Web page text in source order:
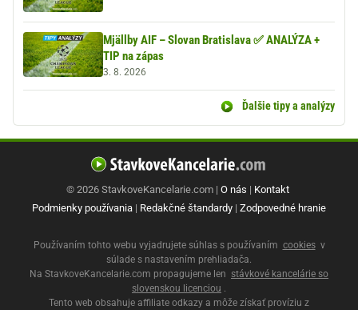
Mjällby AIF – Slovan Bratislava ✅ ANALÝZA +
TIP na zápas
3. 8. 2026
Ďalšie tipy a analýzy
© 2026 StavkoveKancelarie.com | O nás | Kontakt
Podmienky používania | Redakčné štandardy | Zodpovedné hranie
Používaním tohto webu vyjadrujete súhlas s používaním cookies v
súlade s nastavením prehliadača.
Na StavkoveKancelarie.com propagujeme len stávkové kancelárie so
slovenskou licenciou
Tento web obsahuje affiliate odkazy a môže získať províziu z